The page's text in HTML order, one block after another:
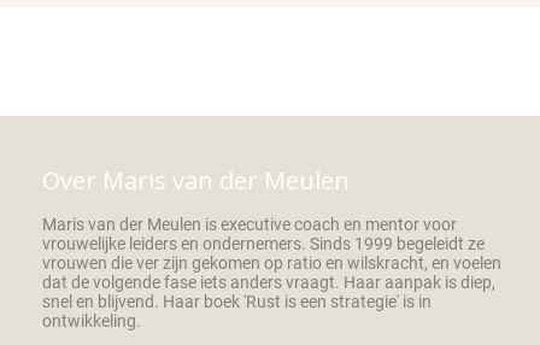
Over Maris van der Meulen
Maris van der Meulen is executive coach en mentor voor
vrouwelijke leiders en ondernemers. Sinds 1999 begeleidt ze
vrouwen die ver zijn gekomen op ratio en wilskracht, en voelen
dat de volgende fase iets anders vraagt. Haar aanpak is diep,
snel en blijvend. Haar boek 'Rust is een strategie' is in
ontwikkeling.